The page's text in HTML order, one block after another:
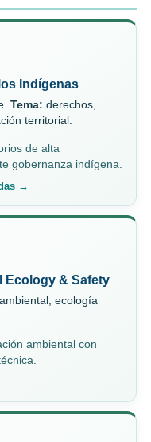
Indígenas
Tema: derechos,
territorial.
de alta
gobernanza indígena.
→
Ecology & Safety
ecología
ambiental con